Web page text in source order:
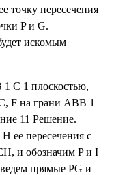
точку пересечения
P и G.
искомым
C 1 плоскостью,
F на грани ABB 1
11 Решение.
ее пересечения с
и обозначим P и I
прямые PG и